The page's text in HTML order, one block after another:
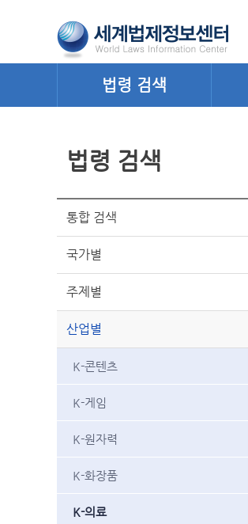
법령 검색
법령 검색
통합 검색
국가별
주제별
산업별
K-콘텐츠
K-게임
K-원자력
K-화장품
K-의료